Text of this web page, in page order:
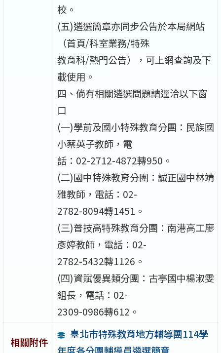
校。
(五)遴選簡章亦同步公告於本局網站
（首頁/科室業務/特殊
教育科/熱門公告），可上網查詢及下
載使用。
四、倘有相關遴選問題請逕洽以下窗
口
(一)學前及國小特殊教育分團：民族國
小蔡英子教師，電
話：02-2712-4872轉950。
(二)國中特殊教育分團：誠正國中林靖
雅教師，電話：02-
2782-8094轉1451。
(三)普技高特殊教育分團：南港高工廖
彥婷教師，電話：02-
2782-5432轉1126。
(四)資賦優異類分團：古亭國中楊淑雯
組長，電話：02-
2309-0986轉612。
相關附件
臺北市特殊教育地方輔導團114學